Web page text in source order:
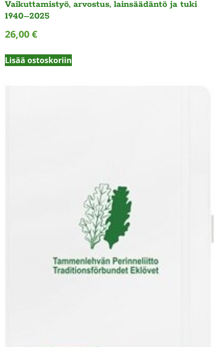
Vaikuttamistyö, arvostus, lainsäädäntö ja tuki
1940–2025
26,00€
Lisää ostoskoriin